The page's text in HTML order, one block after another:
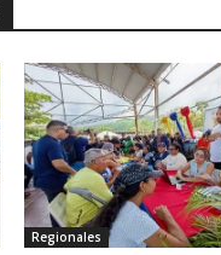
Regionales